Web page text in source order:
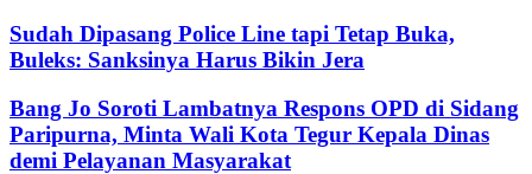
Sudah Dipasang Police Line tapi Tetap Buka,
Buleks: Sanksinya Harus Bikin Jera
Bang Jo Soroti Lambatnya Respons OPD di Sidang
Paripurna, Minta Wali Kota Tegur Kepala Dinas
demi Pelayanan Masyarakat